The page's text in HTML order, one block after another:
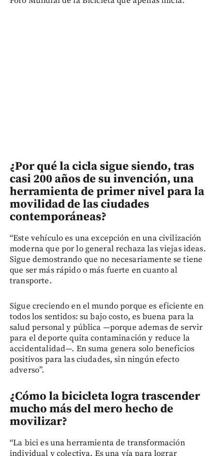
¿Por qué la cicla sigue siendo, tras
casi 200 años de su invención, una
herramienta de primer nivel para la
movilidad de las ciudades
contemporáneas?
“Este vehículo es una excepción en una civilización
moderna que por lo general rechaza las viejas ideas.
Sigue demostrando que no necesariamente se tiene
que ser más rápido o más fuerte en cuanto al
transporte.
Sigue creciendo en el mundo porque es eficiente en
todos los sentidos: su bajo costo, es buena para la
salud personal y pública —porque ademas de servir
para el deporte quita contaminación y reduce la
accidentalidad—. En suma genera solo beneficios
positivos para las ciudades, sin ningún efecto
adverso”.
¿Cómo la bicicleta logra trascender
mucho más del mero hecho de
movilizar?
“La bici es una herramienta de transformación
individual y colectiva. Es una vía para lograr